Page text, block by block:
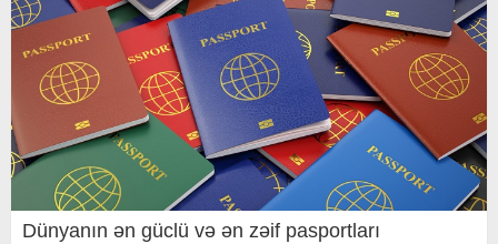
Dünyanın ən güclü və ən zəif pasportları